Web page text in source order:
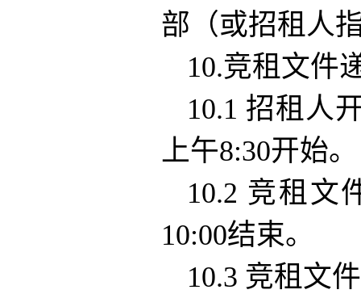
部（或招租人
10.竞租文件
10.1 招租人
上午8:30开始。
10.2 竞租文
10:00结束。
10.3 竞租文